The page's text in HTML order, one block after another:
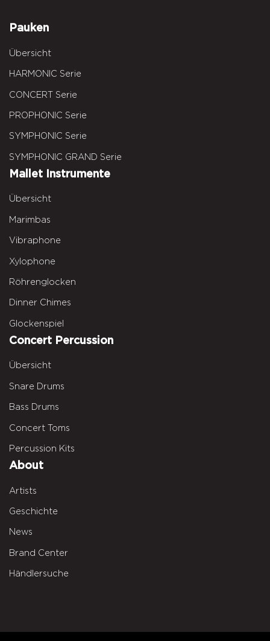
Pauken
Übersicht
HARMONIC Serie
CONCERT Serie
PROPHONIC Serie
SYMPHONIC Serie
SYMPHONIC GRAND Serie
Mallet Instrumente
Übersicht
Marimbas
Vibraphone
Xylophone
Röhrenglocken
Dinner Chimes
Glockenspiel
Concert Percussion
Übersicht
Snare Drums
Bass Drums
Concert Toms
Percussion Kits
About
Artists
Geschichte
News
Brand Center
Händlersuche